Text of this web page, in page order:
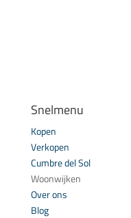
Snelmenu
Kopen
Verkopen
Cumbre del Sol
Woonwijken
Over ons
Blog